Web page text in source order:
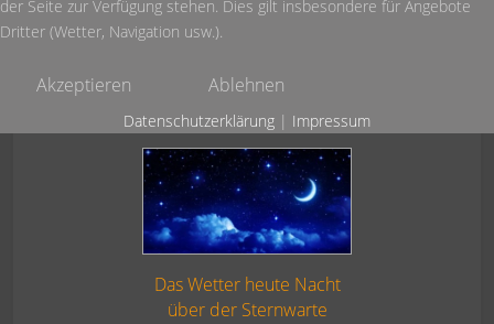
Das Wetter heute Nacht
über der Sternwarte
der Seite zur Verfügung stehen. Dies gilt insbesondere für Angebote
Dritter (Wetter, Navigation usw.).
Akzeptieren Ablehnen
Datenschutzerklärung | Impressum